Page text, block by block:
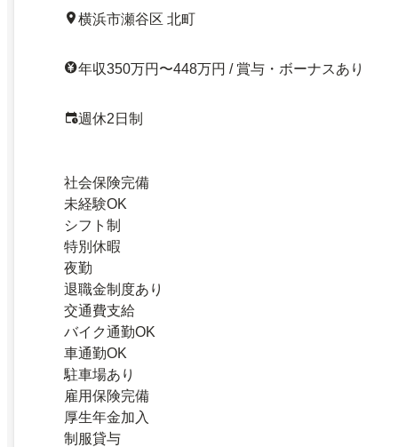
横浜市瀬谷区 北町
年収350万円〜448万円 / 賞与・ボーナスあり
週休2日制
社会保険完備
未経験OK
シフト制
特別休暇
夜勤
退職金制度あり
交通費支給
バイク通勤OK
車通勤OK
駐車場あり
雇用保険完備
厚生年金加入
制服貸与